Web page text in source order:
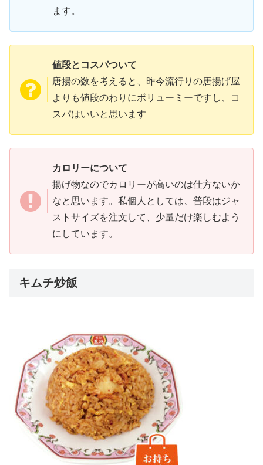
ます。
値段とコスパついて
唐揚の数を考えると、昨今流行りの唐揚げ屋
よりも値段のわりにボリューミーですし、コ
スパはいいと思います
カロリーについて
揚げ物なのでカロリーが高いのは仕方ないか
なと思います。私個人としては、普段はジャ
ストサイズを注文して、少量だけ楽しむよう
にしています。
キムチ炒飯